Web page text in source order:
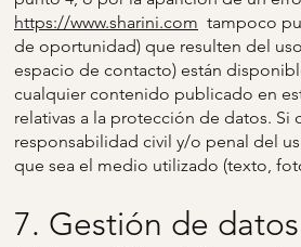
https://www.sharini.com tampoco
de oportunidad) que resulten del
espacio de contacto) están
cualquier contenido publicado en
relativas a la protección de datos. Si
responsabilidad civil y/o penal del
que sea el medio utilizado (texto,
7. Gestión de